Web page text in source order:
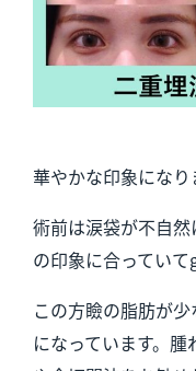
華やかな印象になり
術前は涙袋が不自
の印象に合ってい
この方瞼の脂肪が
になっています。